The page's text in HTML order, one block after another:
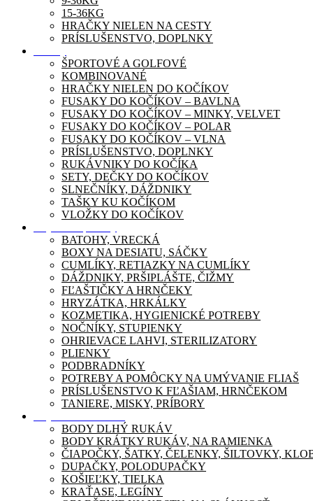
15-36KG
HRAČKY NIELEN NA CESTY
PRÍSLUŠENSTVO, DOPLNKY
ŠPORTOVÉ A GOLFOVÉ
KOMBINOVANÉ
HRAČKY NIELEN DO KOČÍKOV
FUSAKY DO KOČÍKOV – BAVLNA
FUSAKY DO KOČÍKOV – MINKY, VELVET
FUSAKY DO KOČÍKOV – POLAR
FUSAKY DO KOČÍKOV – VLNA
PRÍSLUŠENSTVO, DOPLNKY
RUKÁVNIKY DO KOČÍKA
SETY, DEČKY DO KOČÍKOV
SLNEČNÍKY, DÁŽDNIKY
TAŠKY KU KOČÍKOM
VLOŽKY DO KOČÍKOV
BATOHY, VRECKÁ
BOXY NA DESIATU, SÁČKY
CUMLÍKY, RETIAZKY NA CUMLÍKY
DÁŽDNIKY, PRŠIPLÁŠTE, ČIŽMY
FĽAŠTIČKY A HRNČEKY
HRYZÁTKA, HRKÁLKY
KOZMETIKA, HYGIENICKÉ POTREBY
NOČNÍKY, STUPIENKY
OHRIEVACE LAHVI, STERILIZATORY
PLIENKY
PODBRADNÍKY
POTREBY A POMÔCKY NA UMÝVANIE FLIAŠ
PRÍSLUŠENSTVO K FĽAŠIAM, HRNČEKOM
TANIERE, MISKY, PRÍBORY
BODY DLHÝ RUKÁV
BODY KRÁTKY RUKÁV, NA RAMIENKA
ČIAPOČKY, ŠATKY, ČELENKY, ŠILTOVKY,
DUPAČKY, POLODUPAČKY
KOŠIEĽKY, TIELKA
KRAŤASE, LEGÍNY